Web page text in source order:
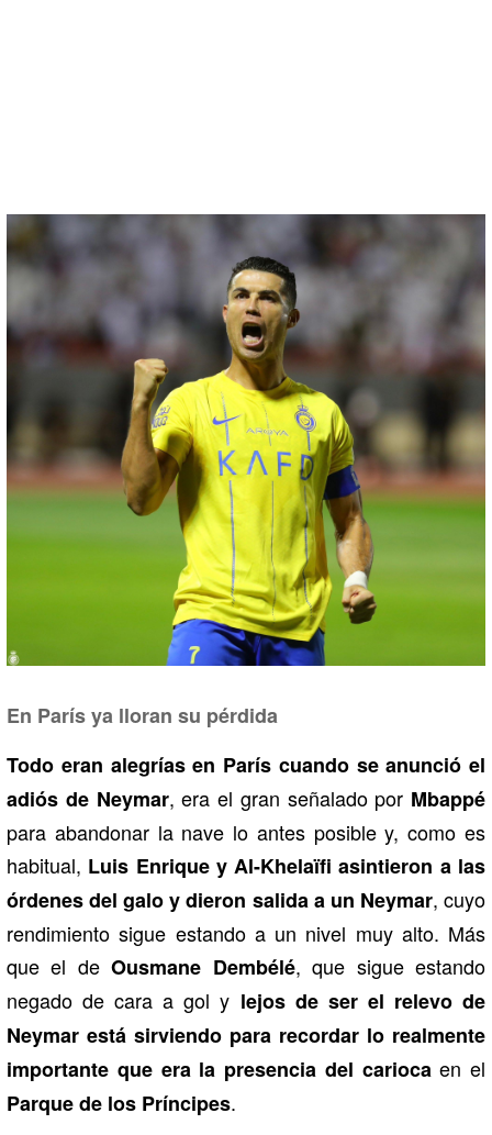
En París ya lloran su pérdida
Todo eran alegrías en París cuando se anunció el
adiós de Neymar, era el gran señalado por Mbappé
para abandonar la nave lo antes posible y, como es
habitual, Luis Enrique y Al-Khelaïfi asintieron a las
órdenes del galo y dieron salida a un Neymar, cuyo
rendimiento sigue estando a un nivel muy alto. Más
que el deOusmane Dembélé, que sigue estando
negado de cara a gol y lejos de ser el relevo de
Neymar está sirviendo para recordar lo realmente
importante que era la presencia del carioca en el
Parque de los Príncipes.